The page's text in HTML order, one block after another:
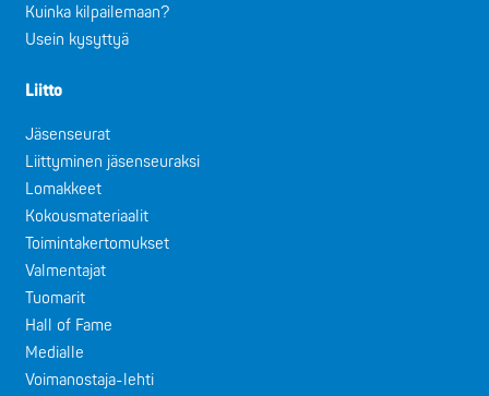
Kuinka kilpailemaan?
Usein kysyttyä
Liitto
Jäsenseurat
Liittyminen jäsenseuraksi
Lomakkeet
Kokousmateriaalit
Toimintakertomukset
Valmentajat
Tuomarit
Hall of Fame
Medialle
Voimanostaja-lehti